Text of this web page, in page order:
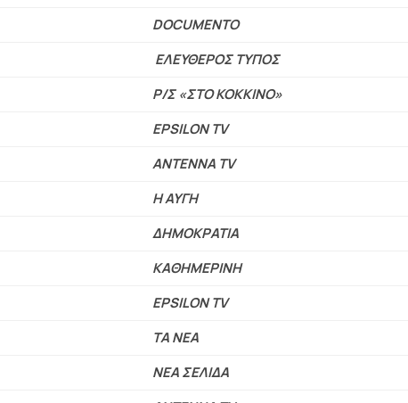
DOCUMENTO
ΕΛΕΥΘΕΡΟΣ ΤΥΠΟΣ
Ρ/Σ «ΣΤΟ ΚΟΚΚΙΝΟ»
EPSILON TV
ΑΝΤΕΝΝΑ TV
Η ΑΥΓΗ
ΔΗΜΟΚΡΑΤΙΑ
ΚΑΘΗΜΕΡΙΝΗ
EPSILON TV
ΤΑ ΝΕΑ
ΝΕΑ ΣΕΛΙΔΑ